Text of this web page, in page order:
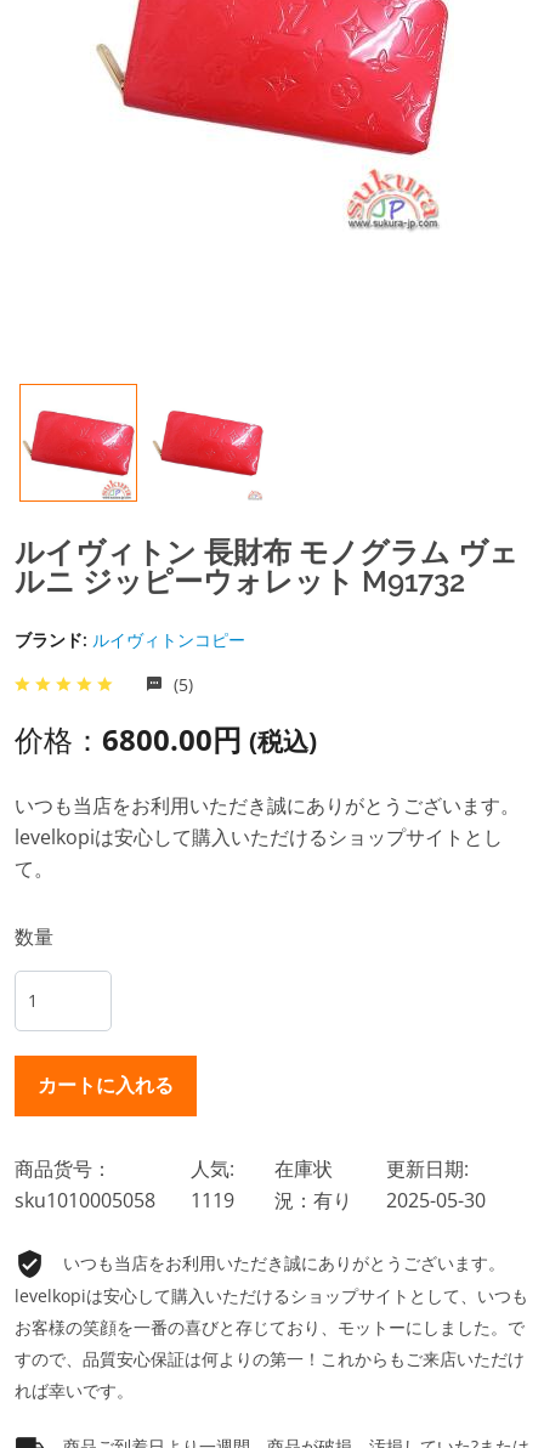
ルイヴィトン 長財布 モノグラム ヴェ
ルニ ジッピーウォレット M91732
ブランド: ルイヴィトンコピー
(5)
价格： 6800.00円 (税込)
いつも当店をお利用いただき誠にありがとうございます。
levelkopiは安心して購入いただけるショップサイトとし
て。
数量
商品货号：
sku1010005058
人気:
1119
在庫状
況：有り
更新日期:
2025-05-30
いつも当店をお利用いただき誠にありがとうございます。
levelkopiは安心して購入いただけるショップサイトとして、いつも
お客様の笑顔を一番の喜びと存じており、モットーにしました。で
すので、品質安心保証は何よりの第一！これからもご来店いただけ
れば幸いです。